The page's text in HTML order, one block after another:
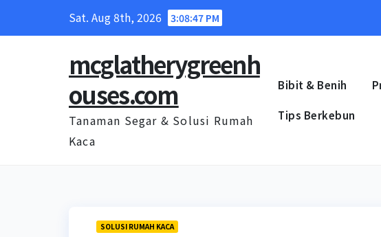
Sat. Aug 8th, 2026 3:08:48 PM
mcglatherygreenh
ouses.com
Tanaman Segar & Solusi Rumah
Kaca
Bibit & Benih
Tips Berkebun
SOLUSI RUMAH KACA